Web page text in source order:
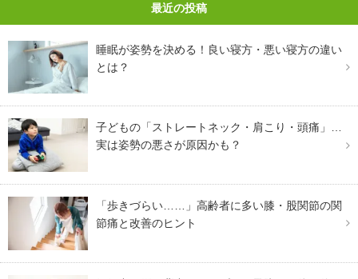
最近の投稿
睡眠が姿勢を決める！良い寝方・悪い寝方の違い
とは？
子どもの「ストレートネック・肩こり・頭痛」…
実は姿勢の悪さが原因かも？
「歩きづらい……」高齢者に多い膝・股関節の関
節痛と改善のヒント